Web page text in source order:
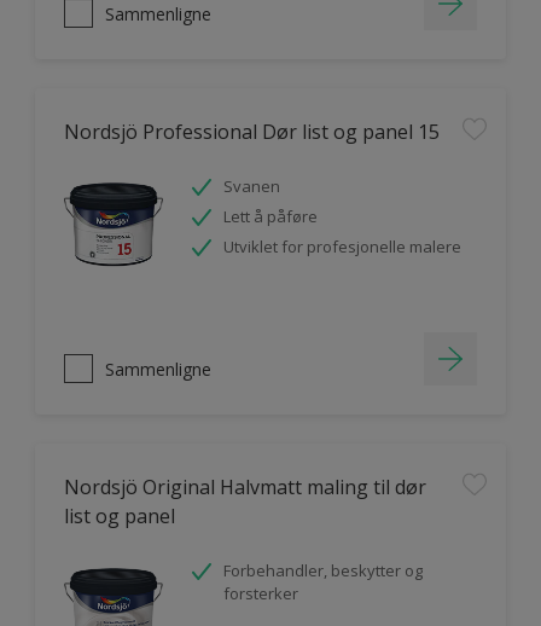
Sammenligne
Nordsjö Professional Dør list og panel 15
Svanen
Lett å påføre
Utviklet for profesjonelle malere
Sammenligne
Nordsjö Original Halvmatt maling til dør
list og panel
Forbehandler, beskytter og
forsterker